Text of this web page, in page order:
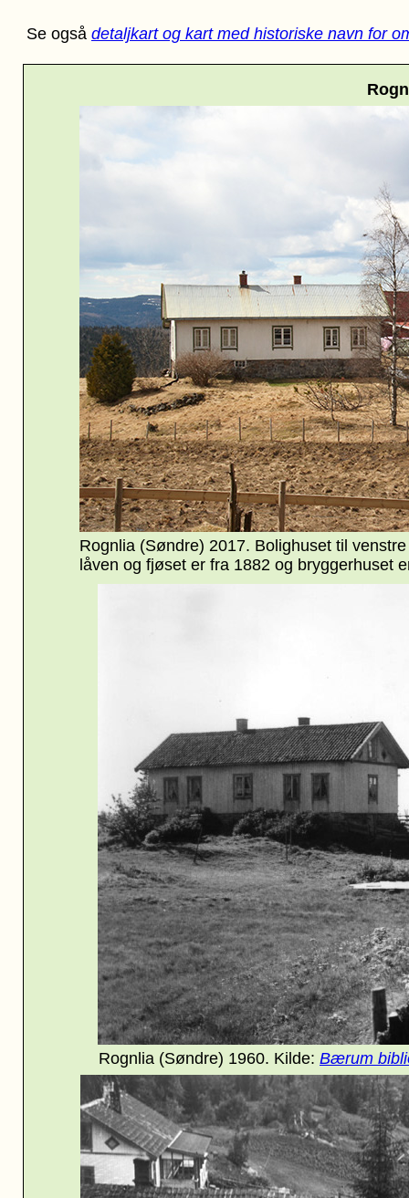
Se også detaljkart og kart med historiske navn for
Rognlia (Søndre) 2017. Bolighuset til
låven og fjøset er fra 1882 og bryggerhuset
Rognlia (Søndre) 1960. Kilde: Bærum